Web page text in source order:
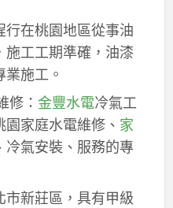
行在桃園地區從事油
施工工期準確，油漆
施工。
修： 金豐水電冷氣工
家庭水電維修、 家
冷氣安裝、服務的專
市新莊區，具有甲級